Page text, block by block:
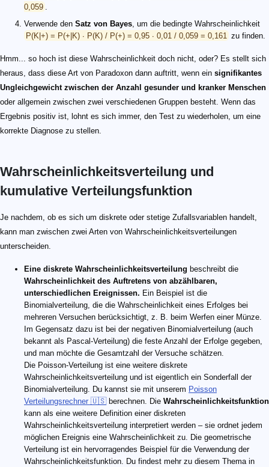
0,059
Verwende den Satz von Bayes , um die bedingte Wahrscheinlichkeit
P(K|+) = P(+|K) ∙ P(K) / P(+) = 0,95 ∙ 0,01 / 0,059 = 0,161
zu finden.
Hmm... so hoch ist diese Wahrscheinlichkeit doch nicht, oder? Es stellt sich
heraus, dass diese Art von Paradoxon dann auftritt, wenn ein signifikantes
Ungleichgewicht zwischen der Anzahl gesunder und kranker Menschen
oder allgemein zwischen zwei verschiedenen Gruppen besteht. Wenn das
Ergebnis positiv ist, lohnt es sich immer, den Test zu wiederholen, um eine
korrekte Diagnose zu stellen.
Wahrscheinlichkeitsverteilung und
kumulative Verteilungsfunktion
Je nachdem, ob es sich um diskrete oder stetige Zufallsvariablen handelt,
kann man zwischen zwei Arten von Wahrscheinlichkeitsverteilungen
unterscheiden.
Eine diskrete Wahrscheinlichkeitsverteilung beschreibt die
Wahrscheinlichkeit des Auftretens von abzählbaren,
unterschiedlichen Ereignissen. Ein Beispiel ist die
Binomialverteilung, die die Wahrscheinlichkeit eines Erfolges bei
mehreren Versuchen berücksichtigt, z. B. beim Werfen einer Münze.
Im Gegensatz dazu ist bei der negativen Binomialverteilung (auch
bekannt als Pascal-Verteilung) die feste Anzahl der Erfolge gegeben,
und man möchte die Gesamtzahl der Versuche schätzen.
Die Poisson-Verteilung ist eine weitere diskrete
Wahrscheinlichkeitsverteilung und ist eigentlich ein Sonderfall der
Binomialverteilung. Du kannst sie mit unserem Poisson
Verteilungsrechner 🇺🇸berechnen. Die Wahrscheinlichkeitsfunktion
kann als eine weitere Definition einer diskreten
Wahrscheinlichkeitsverteilung interpretiert werden – sie ordnet jedem
möglichen Ereignis eine Wahrscheinlichkeit zu. Die geometrische
Verteilung ist ein hervorragendes Beispiel für die Verwendung der
Wahrscheinlichkeitsfunktion. Du findest mehr zu diesem Thema in